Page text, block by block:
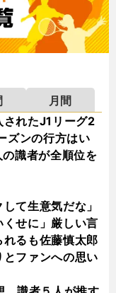
月間
されたJ1リーグ2
ズンの行方はい
識者が全順位を
して生意気だな」
くせに」厳しい言
るも佐藤慎太郎
ファンへの思い